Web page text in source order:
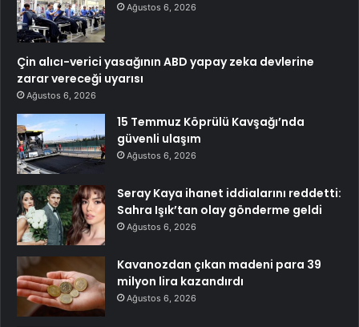
Ağustos 6, 2026
Çin alıcı-verici yasağının ABD yapay zeka devlerine
zarar vereceği uyarısı
Ağustos 6, 2026
15 Temmuz Köprülü Kavşağı’nda
güvenli ulaşım
Ağustos 6, 2026
Seray Kaya ihanet iddialarını reddetti:
Sahra Işık’tan olay gönderme geldi
Ağustos 6, 2026
Kavanozdan çıkan madeni para 39
milyon lira kazandırdı
Ağustos 6, 2026